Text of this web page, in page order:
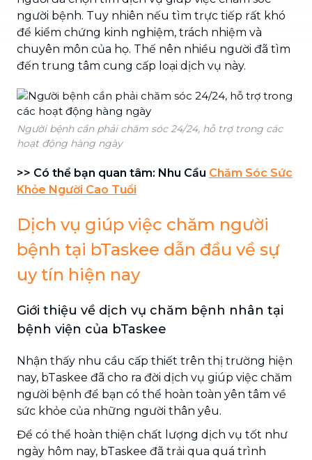
người bệnh. Tuy nhiên nếu tìm trực tiếp rất khó
để kiểm chứng kinh nghiệm, trách nhiệm và
chuyên môn của họ. Thế nên nhiều người đã tìm
đến trung tâm cung cấp loại dịch vụ này.
Người bệnh cần phải chăm sóc 24/24, hỗ trợ trong các
hoạt động hàng ngày
>> Có thể bạn quan tâm: Nhu Cầu Chăm Sóc Sức
Khỏe Người Cao Tuổi
Dịch vụ giúp việc chăm người
bệnh tại bTaskee dẫn đầu về sự
uy tín hiện nay
Giới thiệu về dịch vụ chăm bệnh nhân tại
bệnh viện của bTaskee
Nhận thấy nhu cầu cấp thiết trên thị trường hiện
nay, bTaskee đã cho ra đời dịch vụ giúp việc chăm
người bệnh để bạn có thể hoàn toàn yên tâm về
sức khỏe của những người thân yêu.
Để có thể hoàn thiện chất lượng dịch vụ tốt như
ngày hôm nay, bTaskee đã trải qua quá trình